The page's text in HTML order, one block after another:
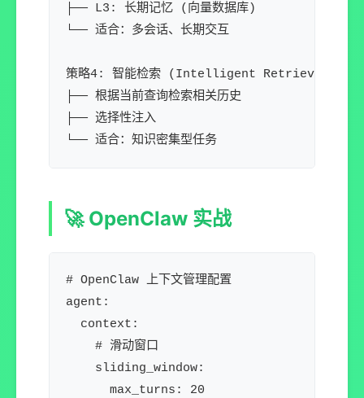
├── L3: 长期记忆 (向量数据库)
└── 适合：多会话、长期交互
策略4: 智能检索 (Intelligent Retrieval)
├── 根据当前查询检索相关历史
├── 选择性注入
🚀 OpenClaw 实战
# OpenClaw 上下文管理配置
agent:
  context:
    # 滑动窗口
    sliding_window:
      max_turns: 20